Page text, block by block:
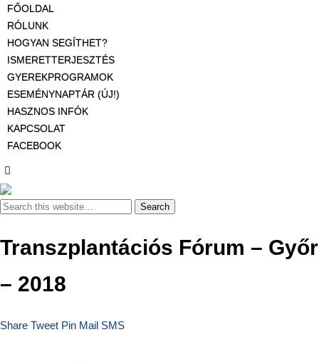
FŐOLDAL
RÓLUNK
HOGYAN SEGÍTHET?
ISMERETTERJESZTÉS
GYEREKPROGRAMOK
ESEMÉNYNAPTÁR (ÚJ!)
HASZNOS INFÓK
KAPCSOLAT
FACEBOOK
Transzplantációs Fórum – Győr
– 2018
Share Tweet Pin Mail SMS